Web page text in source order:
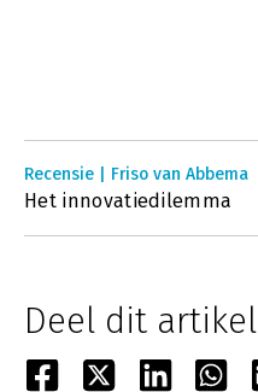
Recensie | Friso van Abbema
Het innovatiedilemma
Deel dit artikel